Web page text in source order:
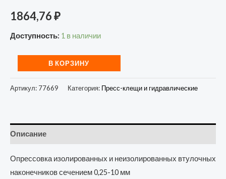
1864,76₽
Доступность: 1 в наличии
В КОРЗИНУ
Артикул: 77669 Категория: Пресс-клещи и гидравлические
Описание
Опрессовка изолированных и неизолированных втулочных
наконечников сечением 0,25-10 мм